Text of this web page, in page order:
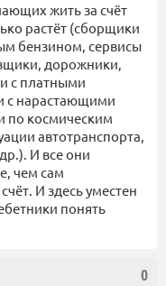
жить за счёт
растёт (сборщики
бензином, сервисы
дорожники,
с платными
с нарастающими
по космическим
автотранспорта,
И все они
чем сам
И здесь уместен
понять
0